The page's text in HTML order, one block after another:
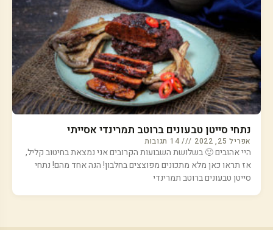
נתחי סייטן טבעונים ברוטב תמרינדי אסייתי
אפריל 25, 2022
היי אהובים 🙂 בשלושת השבועות הקרובים אני נמצאת בחיטוב קליל,
אז תראו כאן מלא מתכונים מפוצצים בחלבון! הנה אחד מהם! נתחי
סייטן טבעונים ברוטב תמרינדי